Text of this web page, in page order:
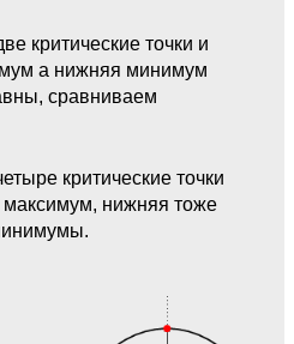
критические точки и
а нижняя минимум
сравниваем
критические точки
нижняя тоже